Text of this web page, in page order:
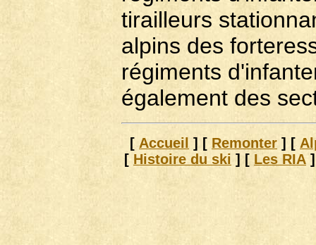
tirailleurs
alpins des
régiments
également des
[ Accueil ] [ Remonter ] [
[ Histoire du ski ] [ Les RIA ]